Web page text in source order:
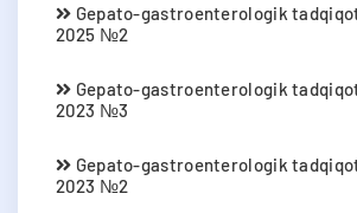
Gepato-gastroenterologik
2025 №2
Gepato-gastroenterologik
2023 №3
Gepato-gastroenterologik
2023 №2